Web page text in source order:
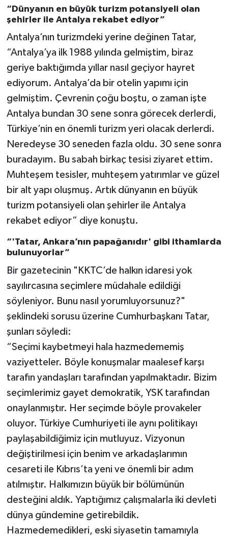
“Dünyanın en büyük turizm potansiyeli olan
şehirler ile Antalya rekabet ediyor”
Antalya’nın turizmdeki yerine değinen Tatar,
“Antalya’ya ilk 1988 yılında gelmiştim, biraz
geriye baktığımda yıllar nasıl geçiyor hayret
ediyorum. Antalya’da bir otelin yapımı için
gelmiştim. Çevrenin çoğu boştu, o zaman işte
Antalya bundan 30 sene sonra görecek derlerdi,
Türkiye’nin en önemli turizm yeri olacak derlerdi.
Neredeyse 30 seneden fazla oldu. 30 sene sonra
buradayım. Bu sabah birkaç tesisi ziyaret ettim.
Muhteşem tesisler, muhteşem yatırımlar ve güzel
bir alt yapı oluşmuş. Artık dünyanın en büyük
turizm potansiyeli olan şehirler ile Antalya
rekabet ediyor” diye konuştu.
“'Tatar, Ankara’nın papağanıdır' gibi ithamlarda
bulunuyorlar”
Bir gazetecinin "KKTC’de halkın idaresi yok
sayılırcasına seçimlere müdahale edildiği
söyleniyor. Bunu nasıl yorumluyorsunuz?"
şeklindeki sorusu üzerine Cumhurbaşkanı Tatar,
şunları söyledi:
“Seçimi kaybetmeyi hala hazmedememiş
vaziyetteler. Böyle konuşmalar maalesef karşı
tarafın yandaşları tarafından yapılmaktadır. Bizim
seçimlerimiz gayet demokratik, YSK tarafından
onaylanmıştır. Her seçimde böyle provakeler
oluyor. Türkiye Cumhuriyeti ile aynı politikayı
paylaşabildiğimiz için mutluyuz. Vizyonun
değiştirilmesi için benim ve arkadaşlarımın
cesareti ile Kıbrıs’ta yeni ve önemli bir adım
atılmıştır. Halkımızın büyük bir bölümünün
desteğini aldık. Yaptığımız çalışmalarla iki devleti
dünya gündemine getirebildik.
Hazmedemedikleri, eski siyasetin tamamıyla